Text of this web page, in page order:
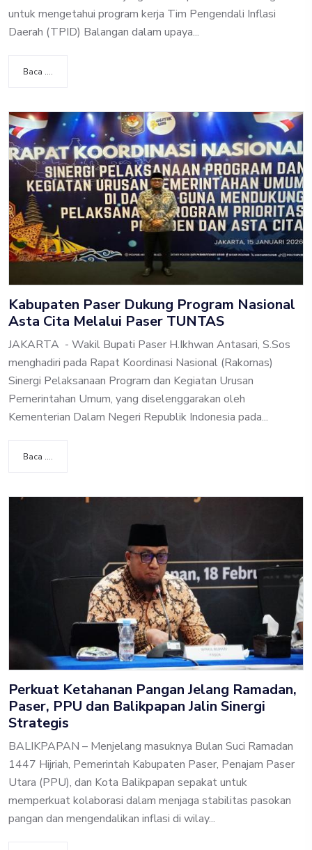
untuk mengetahui program kerja Tim Pengendali Inflasi
Daerah (TPID) Balangan dalam upaya...
Baca ....
Kabupaten Paser Dukung Program Nasional
Asta Cita Melalui Paser TUNTAS
JAKARTA - Wakil Bupati Paser H.Ikhwan Antasari, S.Sos
menghadiri pada Rapat Koordinasi Nasional (Rakornas)
Sinergi Pelaksanaan Program dan Kegiatan Urusan
Pemerintahan Umum, yang diselenggarakan oleh
Kementerian Dalam Negeri Republik Indonesia pada...
Baca ....
Perkuat Ketahanan Pangan Jelang Ramadan,
Paser, PPU dan Balikpapan Jalin Sinergi
Strategis
BALIKPAPAN – Menjelang masuknya Bulan Suci Ramadan
1447 Hijriah, Pemerintah Kabupaten Paser, Penajam Paser
Utara (PPU), dan Kota Balikpapan sepakat untuk
memperkuat kolaborasi dalam menjaga stabilitas pasokan
pangan dan mengendalikan inflasi di wilay...